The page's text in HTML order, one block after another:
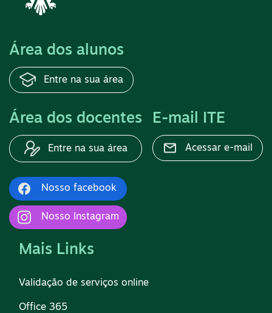
Área dos alunos
Entre na sua área
Área dos docentes
Entre na sua área
E-mail ITE
Acessar e-mail
Nosso facebook
Nosso Instagram
Mais Links
Validação de serviços online
Office 365